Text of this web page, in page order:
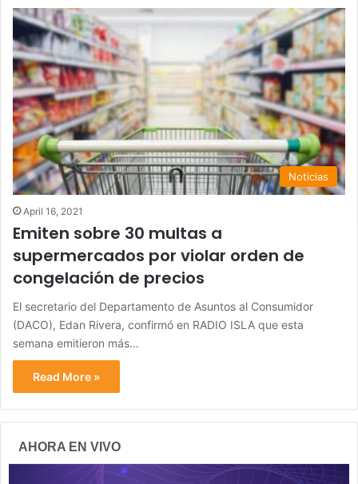
Noticias
April 16, 2021
Emiten sobre 30 multas a
supermercados por violar orden de
congelación de precios
El secretario del Departamento de Asuntos al Consumidor
(DACO), Edan Rivera, confirmó en RADIO ISLA que esta
semana emitieron más…
Read More »
AHORA EN VIVO